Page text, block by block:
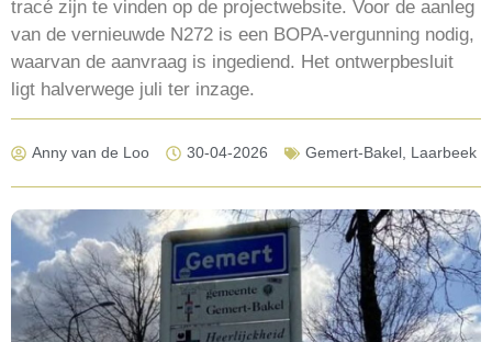
tracé zijn te vinden op de projectwebsite. Voor de aanleg
van de vernieuwde N272 is een BOPA-vergunning nodig,
waarvan de aanvraag is ingediend. Het ontwerpbesluit
ligt halverwege juli ter inzage.
Anny van de Loo 30-04-2026 Gemert-Bakel, Laarbeek